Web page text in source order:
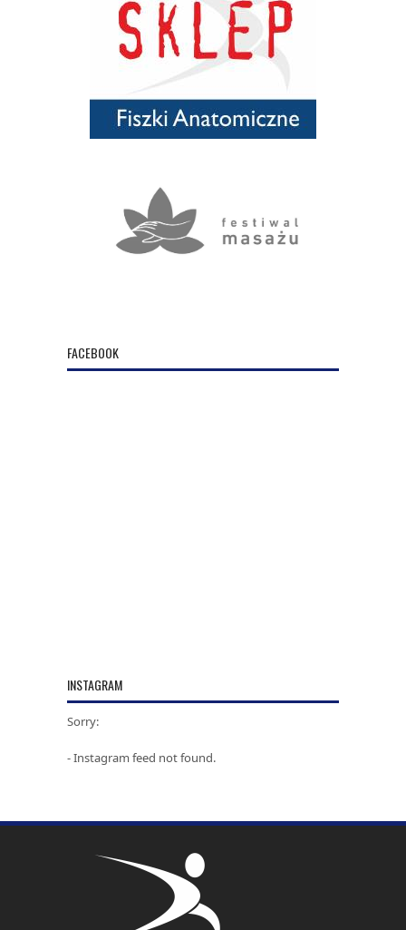
FACEBOOK
INSTAGRAM
Sorry:
- Instagram feed not found.